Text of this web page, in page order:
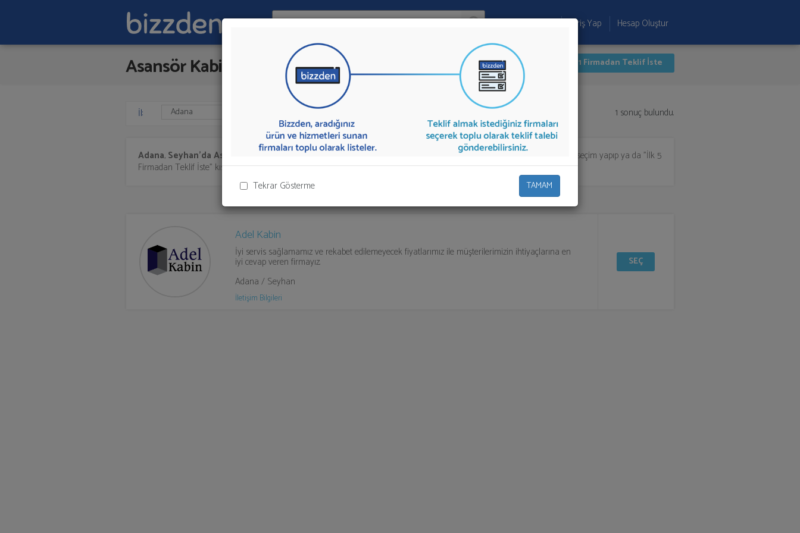
Tekrar Gösterme TAMAM
Ara:
Firma Ekle Giriş Yap Hesap Oluştur
Asansör Kabini İlk 1 Firmadan Teklif İste
İl: 1 sonuç bulundu.
Adana, Seyhan'da Asansör Kabinisunan firmalar aşağıda listelenmektedir. Asansör Kabiniteklifi almak için listeden seçim yapıp ya da "İlk 5
Firmadan Teklif İste" kısmından toplu olarak teklif talebinizi firmalara aktarabilirsiniz.
Adel Kabin
İyi servis sağlamamız ve rekabet edilemeyecek fiyatlarımız ile müşterilerimizin ihtiyaçlarına en
iyi cevap veren firmayız.
Adana / Seyhan
İletişim Bilgileri
SEÇ